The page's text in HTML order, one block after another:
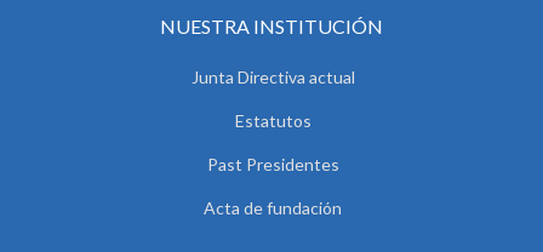
NUESTRA INSTITUCIÓN
Junta Directiva actual
Estatutos
Past Presidentes
Acta de fundación